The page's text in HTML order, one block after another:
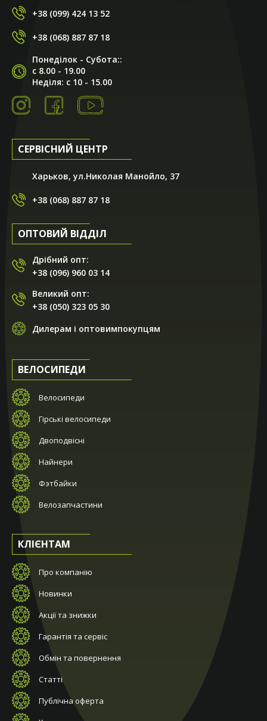
+38 (099) 424 13 52
+38 (068) 887 87 18
Понеділок - Субота::
с 8.00 - 19.00
Неділя: с 10 - 15.00
СЕРВІСНИЙ ЦЕНТР
Харьков, ул.Николая Манойло, 37
+38 (068) 887 87 18
ОПТОВИЙ ВІДДІЛ
Дрібний опт:
+38 (096) 960 03 14
Великий опт:
+38 (050) 323 05 30
Дилерам і оптовимпокупцям
ВЕЛОСИПЕДИ
Велосипеди
Гірські велосипеди
Двоподвісні
Найнери
Фэтбайки
Велозапчастини
КЛІЄНТАМ
Про компанію
Новинки
Акції та знижки
Гарантія та сервіс
Обмін та повернення
Статті
Публічна оферта